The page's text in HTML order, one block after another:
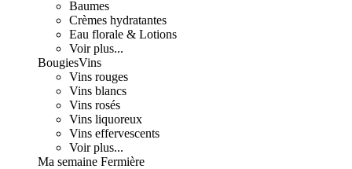
Baumes
Crèmes hydratantes
Eau florale & Lotions
Voir plus...
BougiesVins
Vins rouges
Vins blancs
Vins rosés
Vins liquoreux
Vins effervescents
Voir plus...
Ma semaine Fermière